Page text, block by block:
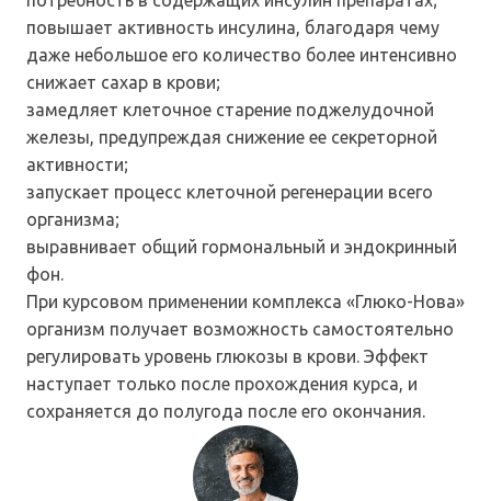
повышает активность инсулина, благодаря чему
даже небольшое его количество более интенсивно
снижает сахар в крови;
замедляет клеточное старение поджелудочной
железы, предупреждая снижение ее секреторной
активности;
запускает процесс клеточной регенерации всего
организма;
выравнивает общий гормональный и эндокринный
фон.
При курсовом применении комплекса «Глюко-Нова»
организм получает возможность самостоятельно
регулировать уровень глюкозы в крови. Эффект
наступает только после прохождения курса, и
сохраняется до полугода после его окончания.